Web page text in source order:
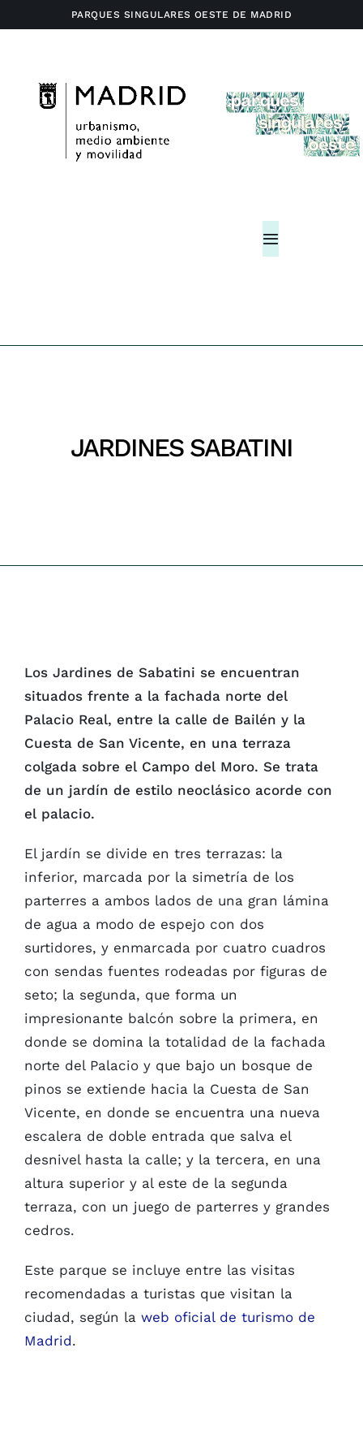
al
PARQUES SINGULARES OESTE DE MADRID
Toggle
Recursos
JARDINES SABATINI
Los Jardines de Sabatini se encuentran
situados frente a la fachada norte del
Palacio Real, entre la calle de Bailén y la
Cuesta de San Vicente, en una terraza
colgada sobre el Campo del Moro. Se trata
de un jardín de estilo neoclásico acorde con
el palacio.
El jardín se divide en tres terrazas: la
inferior, marcada por la simetría de los
parterres a ambos lados de una gran lámina
de agua a modo de espejo con dos
surtidores, y enmarcada por cuatro cuadros
con sendas fuentes rodeadas por figuras de
seto; la segunda, que forma un
impresionante balcón sobre la primera, en
donde se domina la totalidad de la fachada
norte del Palacio y que bajo un bosque de
pinos se extiende hacia la Cuesta de San
Vicente, en donde se encuentra una nueva
escalera de doble entrada que salva el
desnivel hasta la calle; y la tercera, en una
altura superior y al este de la segunda
terraza, con un juego de parterres y grandes
cedros.
Este parque se incluye entre las visitas
recomendadas a turistas que visitan la
ciudad, según la web oficial de turismo de
Madrid.